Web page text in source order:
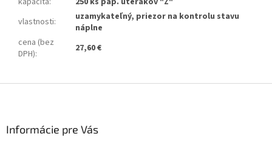
vlastnosti:
uzamykateľný, priezor na kontrolu stavu
náplne
cena (bez
DPH): 27,60 €
Informácie pre Vás